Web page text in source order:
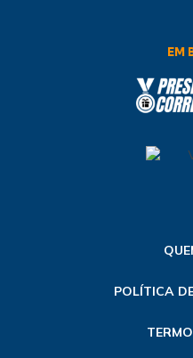
EM
POLÍTICA